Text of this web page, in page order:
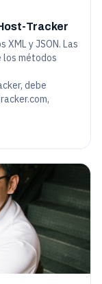
Tracker
y JSON. Las
los métodos
debe
,